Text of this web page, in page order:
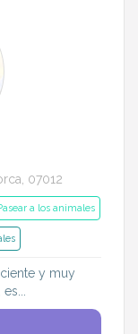
07012
a los animales
y muy